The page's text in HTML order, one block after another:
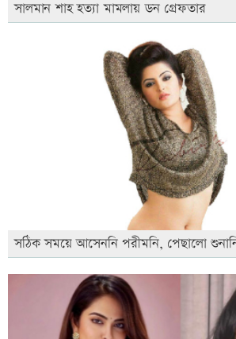
সালমান শাহ হত্যা মামলায় ডন গ্রেফতার
সঠিক সময়ে আসেননি পরীমনি, পেছালো